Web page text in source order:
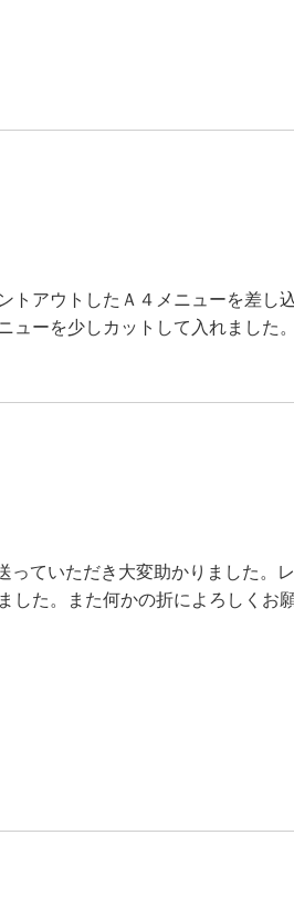
トアウトしたＡ４メニューを差し
ーを少しカットして入れました
ていただき大変助かりました。
た。また何かの折によろしくお